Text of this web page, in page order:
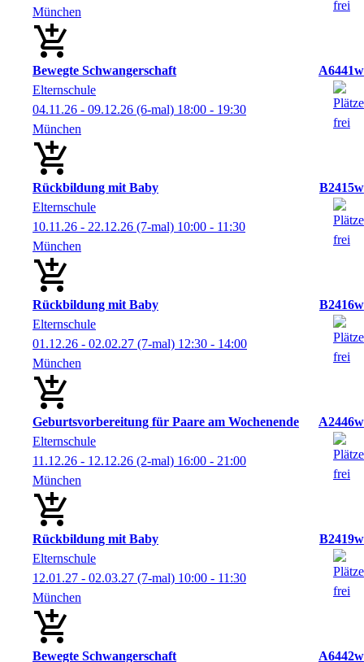
München
Bewegte Schwangerschaft
A6441w
Elternschule
04.11.26 - 09.12.26 (6-mal) 18:00 - 19:30
München
Rückbildung mit Baby
B2415w
Elternschule
10.11.26 - 22.12.26 (7-mal) 10:00 - 11:30
München
Rückbildung mit Baby
B2416w
Elternschule
01.12.26 - 02.02.27 (7-mal) 12:30 - 14:00
München
Geburtsvorbereitung für Paare am Wochenende
A2446w
Elternschule
11.12.26 - 12.12.26 (2-mal) 16:00 - 21:00
München
Rückbildung mit Baby
B2419w
Elternschule
12.01.27 - 02.03.27 (7-mal) 10:00 - 11:30
München
Bewegte Schwangerschaft A6442w